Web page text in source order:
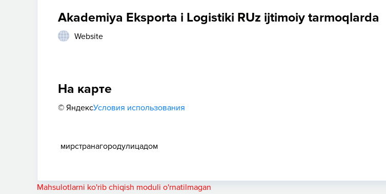
Akademiya Eksporta i Logistiki RUz ijtimoiy tarmoqlarda
Website
На карте
© ЯндексУсловия использования
мирстранагородулицадом
Mahsulotlarni ko'rib chiqish moduli o'rnatilmagan